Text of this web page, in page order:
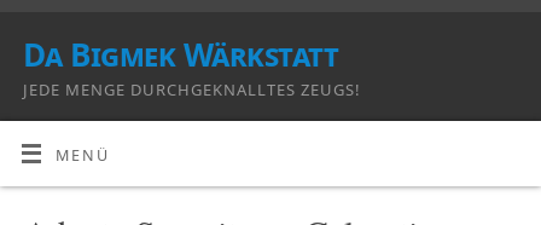
Da Bigmek Wärkstatt
JEDE MENGE DURCHGEKNALLTES ZEUGS!
MENÜ